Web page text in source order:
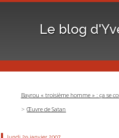
Le blog
Bayrou « troisième homme » : ça se
Œuvre de Satan